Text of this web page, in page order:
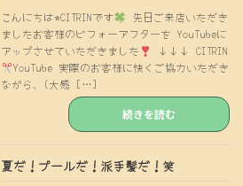
こんにちは⭐︎CITRINです
先日ご来店いただき
ましたお客様のビフォーアフターを YouTubeに
アップさせていただきました
↓↓↓ CITRIN
YouTube 実際のお客様に快くご協力いただき
ながら、(大感 […]
続きを読む
夏だ！プールだ！派手髪だ！笑